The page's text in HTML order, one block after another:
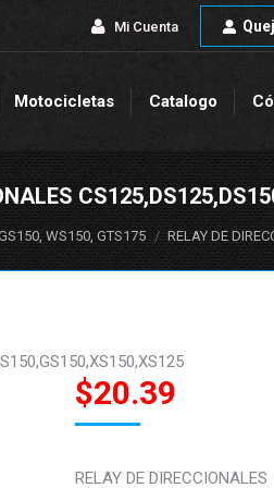
Mi Cuenta
Motocicletas Catalogo
WS150, GTS175 RELAY DE
$20.39
RELAY DE DIRECCIONALES
Mi Cuenta
Motocicletas Catalogo